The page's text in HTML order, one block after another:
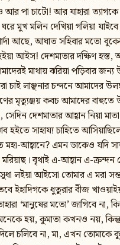
আর পা চাটো! আর যাহারা
ঘরে মুখ মলিন দেখিয়া গলিয়া
আছে, আঘাত সহিবার মতো
হইয়া আইস! দেশমাতার দক্ষিণ
মাথায় ঝরিয়া পড়িবার জন্য
চাই লাঞ্ছনার চন্দনে আমাদের
মৃত্যুঞ্জয় কবচ আমাদের বাহুতে
দেশমাতার আহ্বান নিয়া
হইতে সাহায্য চাহিতে
মহা-আহ্বানে? এমন ডাকেও যদি
বৃথাই এ-আহ্বান এ-ক্রন্দন
লইয়া আইসো তোমার এ মরা
ইহাদিগকে ধুতুরার বীজ
‘মানুষের মতো’ জাগিবে না,
হয়, কুমাতা কখনও নয়,
দিলে চলিবে না, মা, এখন তোমাকে